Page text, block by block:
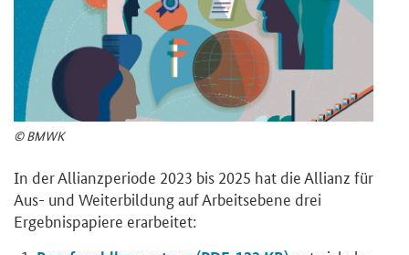
© BMWK
In der Allianzperiode 2023 bis 2025 hat die Allianz für
Aus- und Weiterbildung auf Arbeitsebene drei
Ergebnispapiere erarbeitet: